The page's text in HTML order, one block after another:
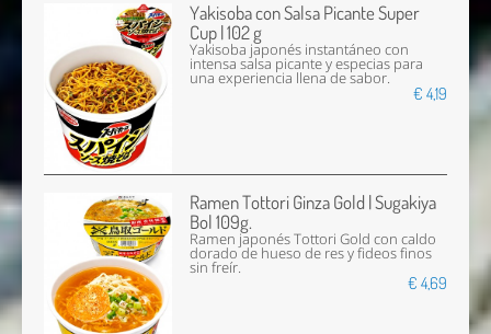
Yakisoba con Salsa Picante Super
Cup | 102 g
Yakisoba japonés instantáneo con
intensa salsa picante y especias para
una experiencia llena de sabor.
€ 4,19
Ramen Tottori Ginza Gold | Sugakiya
Bol 109g.
Ramen japonés Tottori Gold con caldo
dorado de hueso de res y fideos finos
sin freír.
€ 4,69